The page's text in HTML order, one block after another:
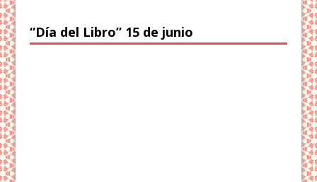
“Día del Libro” 15 de junio